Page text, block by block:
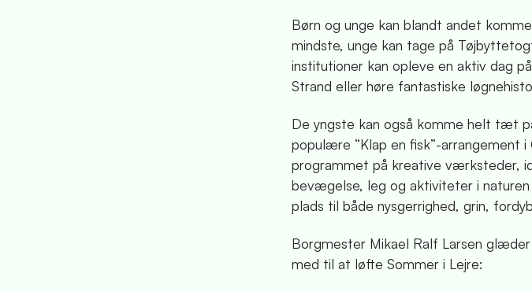
Børn og unge kan blandt andet
mindste, unge kan tage på
institutioner kan opleve en aktiv dag
Strand eller høre fantastiske
De yngste kan også komme helt tæt
populære “Klap en fisk”-arrangement
programmet på kreative værksteder,
bevægelse, leg og aktiviteter i
plads til både nysgerrighed, grin,
Borgmester Mikael Ralf Larsen
med til at løfte Sommer i Lejre: